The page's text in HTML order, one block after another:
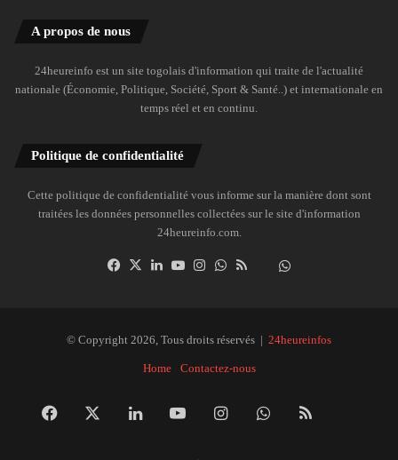
A propos de nous
24heureinfo est un site togolais d'information qui traite de l'actualité
nationale (Économie, Politique, Société, Sport & Santé..) et internationale en
temps réel et en continu.
Politique de confidentialité
Cette politique de confidentialité vous informe sur la manière dont sont
traitées les données personnelles collectées sur le site d'information
24heureinfo.com.
Facebook
X LinkedinYouTubeInstagramWhatsAppDailymotion
© Copyright 2026, Tous droits réservés | 24heureinfos
Home Contactez-nous
Facebook LinkedinYouTubeInstagramWhatsApp
RSS